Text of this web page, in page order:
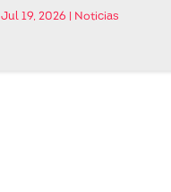
Jul 19, 2026 Noticias